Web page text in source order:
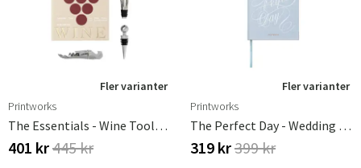
Fler varianter
Printworks
The Essentials - Wine Tools Beige
401 kr445 kr
Fler varianter
Printworks
The Perfect Day - Wedding Planner
319 kr399 kr